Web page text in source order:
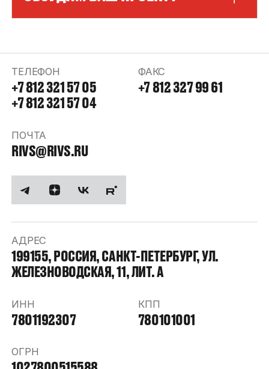
ТЕЛЕФОН
+7 812 321 57 05
+7 812 321 57 04
ФАКС
+7 812 327 99 61
ПОЧТА
RIVS@RIVS.RU
АДРЕС
199155, РОССИЯ, САНКТ-ПЕТЕРБУРГ, УЛ.
ЖЕЛЕЗНОВОДСКАЯ, 11, ЛИТ. А
ИНН
7801192307
КПП
780101001
ОГРН